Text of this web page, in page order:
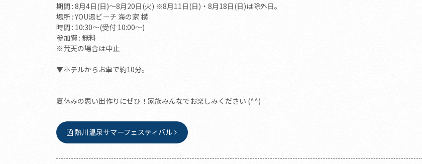
期間 : 8月4日(日)～8月20日(火) ※8月11日(日)・8月18日(日)は除外日。
場所 : YOU湯ビーチ 海の家 横
時間 : 10:30～(受付 10:00～)
参加費 : 無料
※荒天の場合は中止
▼ホテルからお車で約10分。
夏休みの思い出作りにぜひ！家族みんなでお楽しみください (^^)
熱川温泉サマーフェスティバル